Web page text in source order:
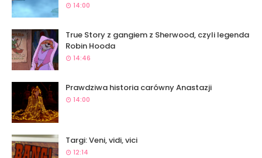
14:00
True Story z gangiem z Sherwood, czyli legenda
Robin Hooda
14:46
Prawdziwa historia carówny Anastazji
14:00
Targi: Veni, vidi, vici
12:14